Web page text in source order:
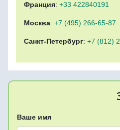
Франция: +33 422840191
Москва: +7 (495) 266-65-87
Санкт-Петербург: +7 (812)
Ваше имя